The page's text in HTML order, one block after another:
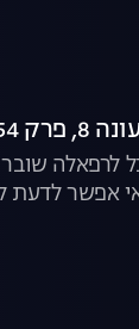
משליטה
לרפאלה
אפשר לדעת